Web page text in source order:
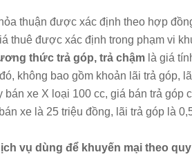
thuận được xác định theo hợp
thuê được xác định trong phạm vi
thức trả góp, trả chậm là giá
không bao gồm khoản lãi trả góp,
xe X loại 100 cc, giá bán trả góp
xe là 25 triệu đồng, lãi trả góp là
vụ dùng để khuyến mại theo